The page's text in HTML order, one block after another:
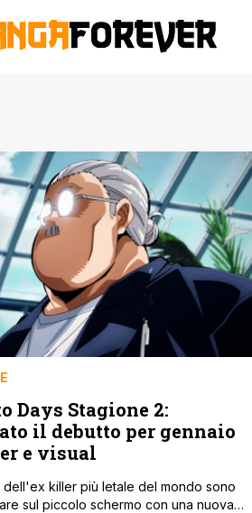
Days Stagione 2:
il debutto per gennaio
e visual
dell'ex killer più letale del mondo sono
sul piccolo schermo con una nuova